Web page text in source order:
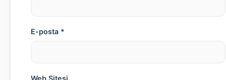
E-posta *
Web Sitesi